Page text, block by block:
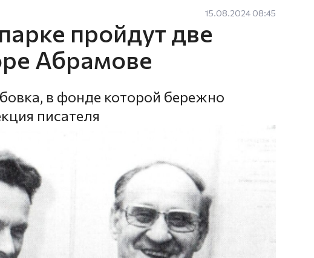
15.08.2024 08:45
пройдут две
Абрамове
в фонде которой бережно
писателя